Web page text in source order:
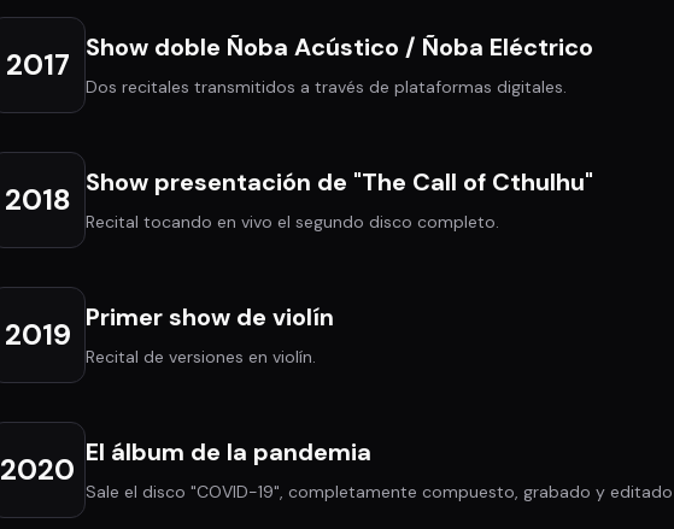
2017 Show doble Ñoba Acústico / Ñoba Eléctrico
Dos recitales transmitidos a través de plataformas digitales.
2018 Show presentación de "The Call of Cthulhu"
Recital tocando en vivo el segundo disco completo.
2019 Primer show de violín
Recital de versiones en violín.
2020 El álbum de la pandemia
Sale el disco "COVID-19", completamente compuesto, grabado y